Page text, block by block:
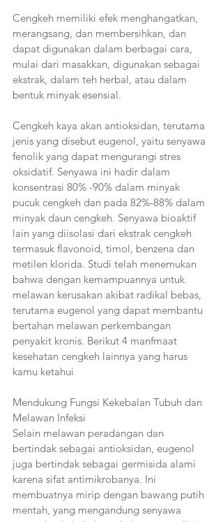
Cengkeh memiliki efek menghangatkan,
merangsang, dan membersihkan, dan
dapat digunakan dalam berbagai cara,
mulai dari masakkan, digunakan sebagai
ekstrak, dalam teh herbal, atau dalam
bentuk minyak esensial.
Cengkeh kaya akan antioksidan, terutama
jenis yang disebut eugenol, yaitu senyawa
fenolik yang dapat mengurangi stres
oksidatif. Senyawa ini hadir dalam
konsentrasi 80% -90% dalam minyak
pucuk cengkeh dan pada 82%-88% dalam
minyak daun cengkeh. Senyawa bioaktif
lain yang diisolasi dari ekstrak cengkeh
termasuk flavonoid, timol, benzena dan
metilen klorida. Studi telah menemukan
bahwa dengan kemampuannya untuk
melawan kerusakan akibat radikal bebas,
terutama eugenol yang dapat membantu
bertahan melawan perkembangan
penyakit kronis. Berikut 4 manfmaat
kesehatan cengkeh lainnya yang harus
kamu ketahui
Mendukung Fungsi Kekebalan Tubuh dan
Melawan Infeksi
Selain melawan peradangan dan
bertindak sebagai antioksidan, eugenol
juga bertindak sebagai germisida alami
karena sifat antimikrobanya. Ini
membuatnya mirip dengan bawang putih
mentah, yang mengandung senyawa